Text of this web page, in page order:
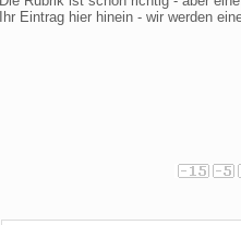
Ihr Eintrag hier hinein - wir werden